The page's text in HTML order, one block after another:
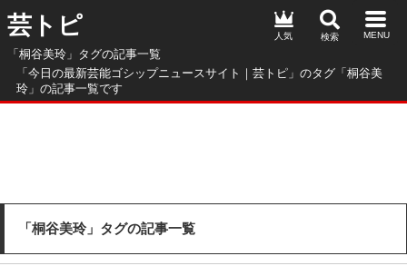
芸トピ
「桐谷美玲」タグの記事一覧
「今日の最新芸能ゴシップニュースサイト｜芸トピ」のタグ「桐谷美
玲」の記事一覧です
人気
「桐谷美玲」タグの記事一覧